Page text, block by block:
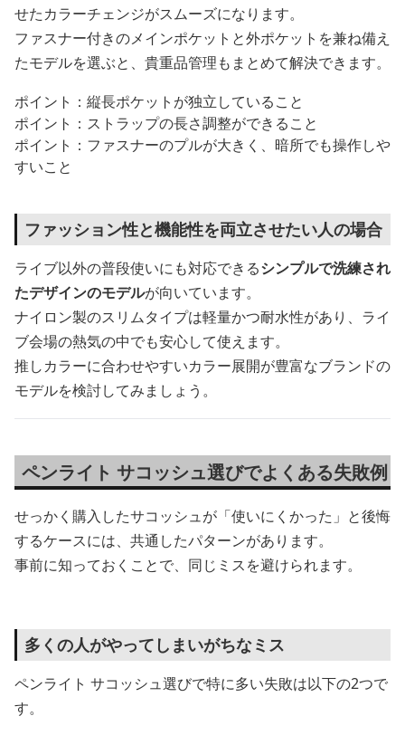
せたカラーチェンジがスムーズになります。
ファスナー付きのメインポケットと外ポケットを兼ね備え
たモデルを選ぶと、貴重品管理もまとめて解決できます。
ポイント：縦長ポケットが独立していること
ポイント：ストラップの長さ調整ができること
ポイント：ファスナーのプルが大きく、暗所でも操作しや
すいこと
ファッション性と機能性を両立させたい人の場合
ライブ以外の普段使いにも対応できるシンプルで洗練され
たデザインのモデルが向いています。
ナイロン製のスリムタイプは軽量かつ耐水性があり、ライ
ブ会場の熱気の中でも安心して使えます。
推しカラーに合わせやすいカラー展開が豊富なブランドの
モデルを検討してみましょう。
ペンライト サコッシュ選びでよくある失敗例
せっかく購入したサコッシュが「使いにくかった」と後悔
するケースには、共通したパターンがあります。
事前に知っておくことで、同じミスを避けられます。
多くの人がやってしまいがちなミス
ペンライト サコッシュ選びで特に多い失敗は以下の2つで
す。